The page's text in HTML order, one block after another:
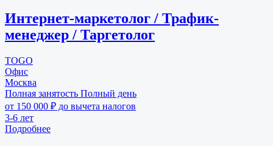
Интернет-маркетолог / Трафик-
менеджер / Таргетолог
TOGO
Офис
Москва
Полная занятость Полный день
от 150 000 ₽ до вычета налогов
3-6 лет
Подробнее